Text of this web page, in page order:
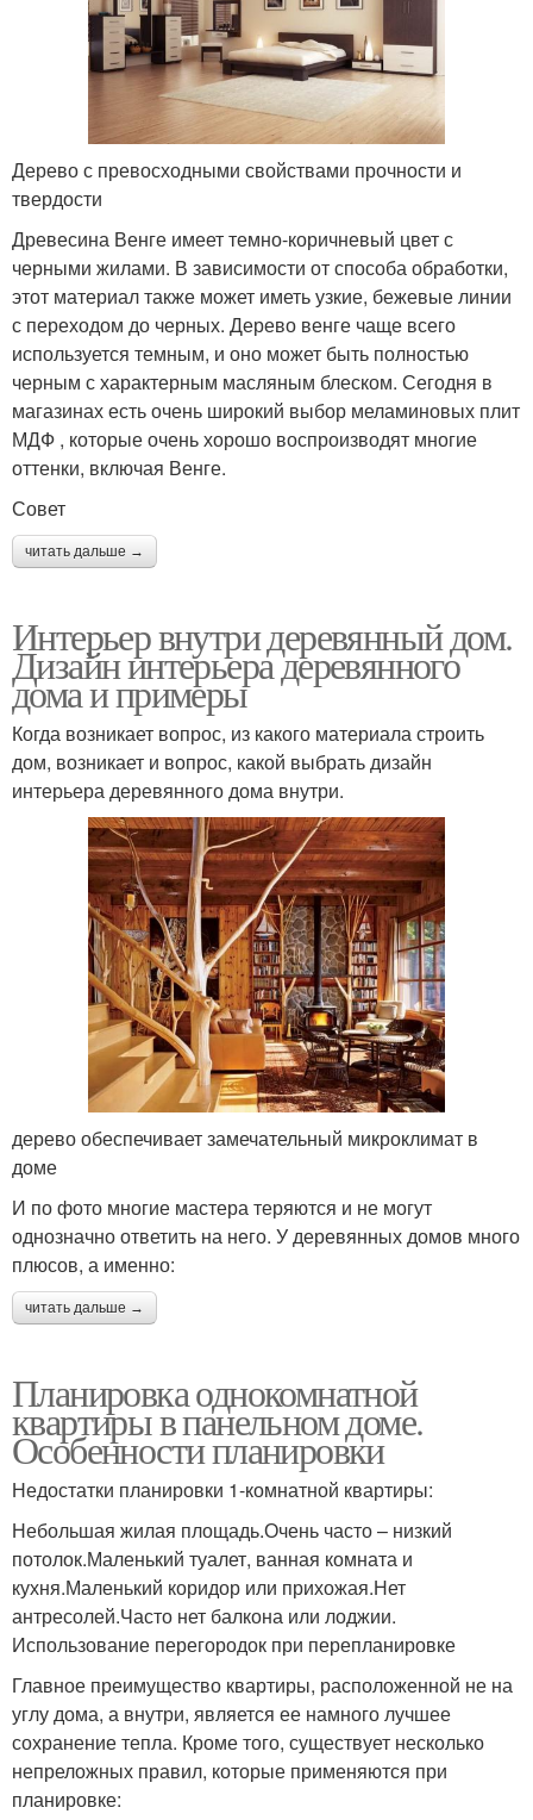
Дерево с превосходными свойствами прочности и
твердости
Древесина Венге имеет темно-коричневый цвет с
черными жилами. В зависимости от способа обработки,
этот материал также может иметь узкие, бежевые линии
с переходом до черных. Дерево венге чаще всего
используется темным, и оно может быть полностью
черным с характерным масляным блеском. Сегодня в
магазинах есть очень широкий выбор меламиновых плит
МДФ , которые очень хорошо воспроизводят многие
оттенки, включая Венге.
Совет
читать дальше →
Интерьер внутри деревянный дом.
Дизайн интерьера деревянного
дома и примеры
Когда возникает вопрос, из какого материала строить
дом, возникает и вопрос, какой выбрать дизайн
интерьера деревянного дома внутри.
дерево обеспечивает замечательный микроклимат в
доме
И по фото многие мастера теряются и не могут
однозначно ответить на него. У деревянных домов много
плюсов, а именно:
читать дальше →
Планировка однокомнатной
квартиры в панельном доме.
Особенности планировки
Недостатки планировки 1-комнатной квартиры:
Небольшая жилая площадь.Очень часто – низкий
потолок.Маленький туалет, ванная комната и
кухня.Маленький коридор или прихожая.Нет
антресолей.Часто нет балкона или лоджии.
Использование перегородок при перепланировке
Главное преимущество квартиры, расположенной не на
углу дома, а внутри, является ее намного лучшее
сохранение тепла. Кроме того, существует несколько
непреложных правил, которые применяются при
планировке: